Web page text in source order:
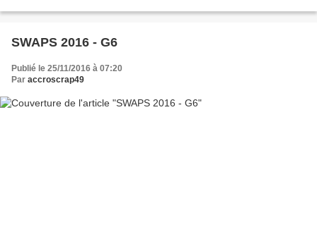
SWAPS 2016 - G6
Publié le 25/11/2016 à 07:20
Par accroscrap49